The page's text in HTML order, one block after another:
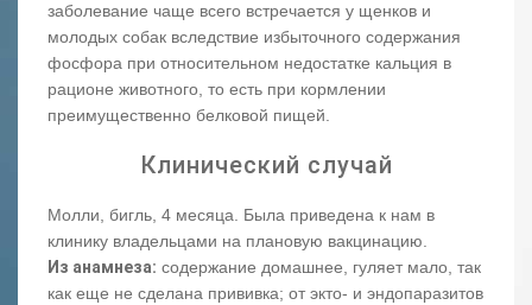
заболевание чаще всего встречается у щенков и
молодых собак вследствие избыточного содержания
фосфора при относительном недостатке кальция в
рационе животного, то есть при кормлении
преимущественно белковой пищей.
Клинический случай
Молли, бигль, 4 месяца. Была приведена к нам в
клинику владельцами на плановую вакцинацию.
Из анамнеза: содержание домашнее, гуляет мало, так
как еще не сделана прививка; от экто- и эндопаразитов